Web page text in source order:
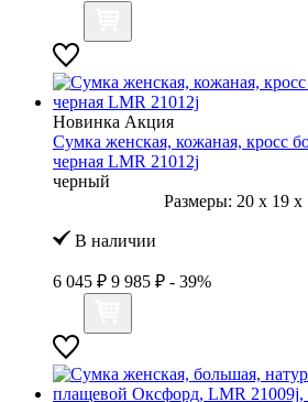
Новинка Акция
Сумка женская, кожаная, кросс
черная LMR 21012j
черный
Размеры: 20 x 19 x
В наличии
6 045 ₽ 9 985 ₽ - 39%